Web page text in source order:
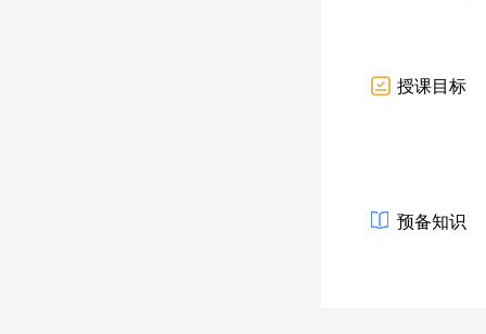
授课目标
预备知识